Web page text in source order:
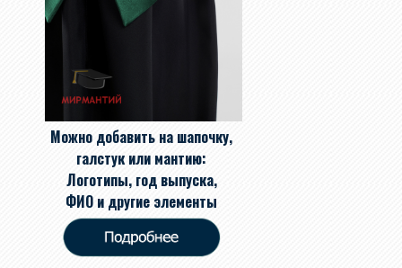
Можно добавить на шапочку,
галстук или мантию:
Логотипы, год выпуска,
ФИО и другие элементы